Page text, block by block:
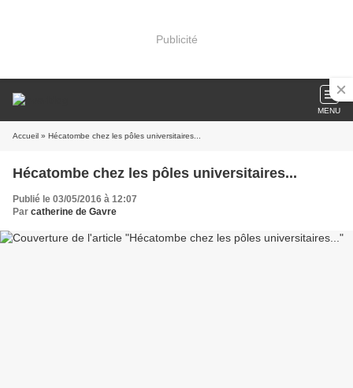
Publicité
MENU
Accueil » Hécatombe chez les pôles universitaires...
Hécatombe chez les pôles universitaires...
Publié le 03/05/2016 à 12:07
Par catherine de Gavre